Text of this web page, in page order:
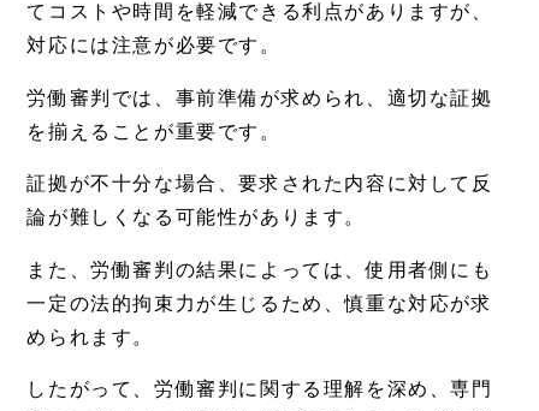
てコストや時間を軽減できる利点がありますが、
対応には注意が必要です。
労働審判では、事前準備が求められ、適切な証拠
を揃えることが重要です。
証拠が不十分な場合、要求された内容に対して反
論が難しくなる可能性があります。
また、労働審判の結果によっては、使用者側にも
一定の法的拘束力が生じるため、慎重な対応が求
められます。
したがって、労働審判に関する理解を深め、専門